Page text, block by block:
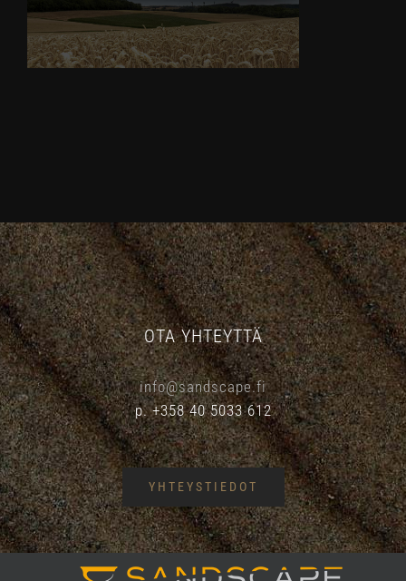
OTA YHTEYTTÄ
info@sandscape.fi
p. +358 40 5033 612
YHTEYSTIEDOT